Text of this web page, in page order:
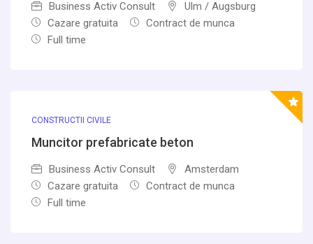
Business Activ Consult
Ulm / Augsburg
Cazare gratuita
Contract de munca
Full time
CONSTRUCTII CIVILE
Muncitor prefabricate beton
Business Activ Consult
Amsterdam
Cazare gratuita
Contract de munca
Full time